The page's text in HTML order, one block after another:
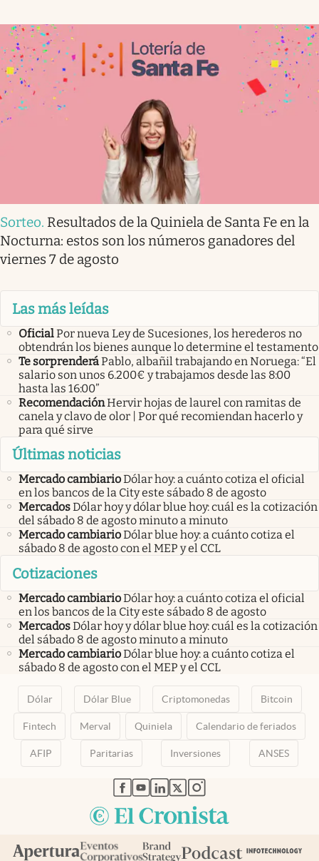
Sorteo. Resultados de la Quiniela de Santa Fe en la
Nocturna: estos son los números ganadores del
viernes 7 de agosto
Las más leídas
OficialPor nueva Ley de Sucesiones, los herederos no
obtendrán los bienes aunque lo determine el testamento
Te sorprenderáPablo, albañil trabajando en Noruega: “El
salario son unos 6.200€ y trabajamos desde las 8:00
hasta las 16:00”
RecomendaciónHervir hojas de laurel con ramitas de
canela y clavo de olor | Por qué recomiendan hacerlo y
para qué sirve
Últimas noticias
Mercado cambiarioDólar hoy: a cuánto cotiza el oficial
en los bancos de la City este sábado 8 de agosto
MercadosDólar hoy y dólar blue hoy: cuál es la cotización
del sábado 8 de agosto minuto a minuto
Mercado cambiarioDólar blue hoy: a cuánto cotiza el
sábado 8 de agosto con el MEP y el CCL
Cotizaciones
Mercado cambiarioDólar hoy: a cuánto cotiza el oficial
en los bancos de la City este sábado 8 de agosto
MercadosDólar hoy y dólar blue hoy: cuál es la cotización
del sábado 8 de agosto minuto a minuto
Mercado cambiarioDólar blue hoy: a cuánto cotiza el
sábado 8 de agosto con el MEP y el CCL
Dólar Dólar Blue Criptomonedas Bitcoin
Fintech Merval Quiniela Calendario de feriados
AFIP Paritarias Inversiones ANSES
abre en nueva pestaña
abre en nueva pestaña
abre en nueva pestaña
abre en nueva pestaña
abre en nueva pestaña